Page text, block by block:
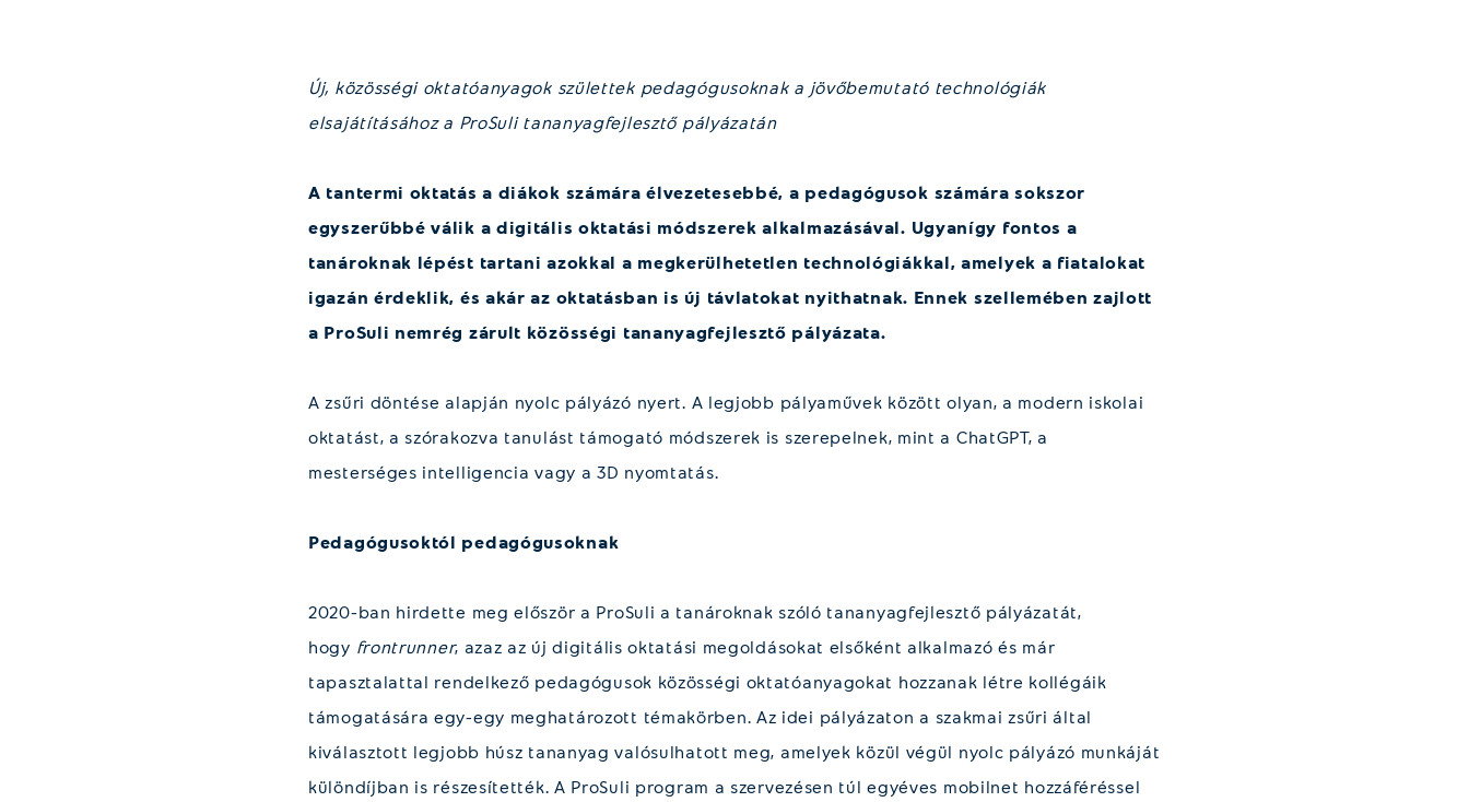
Új, közösségi oktatóanyagok születtek pedagógusoknak a jövőbemutató technológiák
elsajátításához a ProSuli tananyagfejlesztő pályázatán
A tantermi oktatás a diákok számára élvezetesebbé, a pedagógusok számára sokszor
egyszerűbbé válik a digitális oktatási módszerek alkalmazásával. Ugyanígy fontos a
tanároknak lépést tartani azokkal a megkerülhetetlen technológiákkal, amelyek a fiatalokat
igazán érdeklik, és akár az oktatásban is új távlatokat nyithatnak. Ennek szellemében zajlott
a ProSuli nemrég zárult közösségi tananyagfejlesztő pályázata.
A zsűri döntése alapján nyolc pályázó nyert. A legjobb pályaművek között olyan, a modern iskolai
oktatást, a szórakozva tanulást támogató módszerek is szerepelnek, mint a ChatGPT, a
mesterséges intelligencia vagy a 3D nyomtatás.
Pedagógusoktól pedagógusoknak
2020-ban hirdette meg először a ProSuli a tanároknak szóló tananyagfejlesztő pályázatát,
hogy frontrunner, azaz az új digitális oktatási megoldásokat elsőként alkalmazó és már
tapasztalattal rendelkező pedagógusok közösségi oktatóanyagokat hozzanak létre kollégáik
támogatására egy-egy meghatározott témakörben. Az idei pályázaton a szakmai zsűri által
kiválasztott legjobb húsz tananyag valósulhatott meg, amelyek közül végül nyolc pályázó munkáját
különdíjban is részesítették. A ProSuli program a szervezésen túl egyéves mobilnet hozzáféréssel